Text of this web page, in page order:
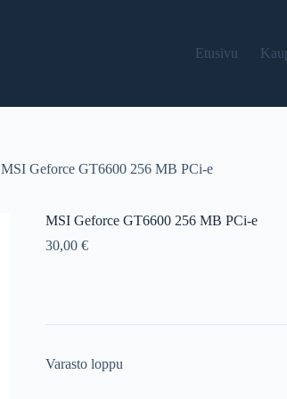
Etusivu
MSI Geforce GT6600 256 MB PCi-e
MSI Geforce GT6600 256 MB PCi-e
30,00 €
Varasto loppu